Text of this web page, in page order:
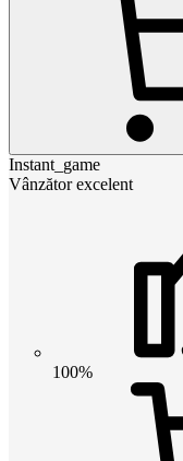
Instant_game
Vânzător excelent
100%